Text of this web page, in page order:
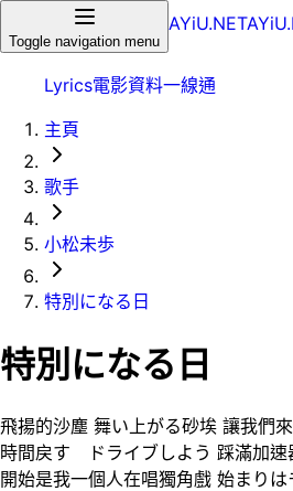
Toggle navigation menu
AYiU.NET
Lyrics電影資料一線通
主頁
歌手
小松未歩
特別になる日
特別になる日
飛揚的沙塵 舞い上がる砂埃 讓我們
時間戻す ドライブしよう 踩滿加速
開始是我一個人在唱獨角戲 始まり